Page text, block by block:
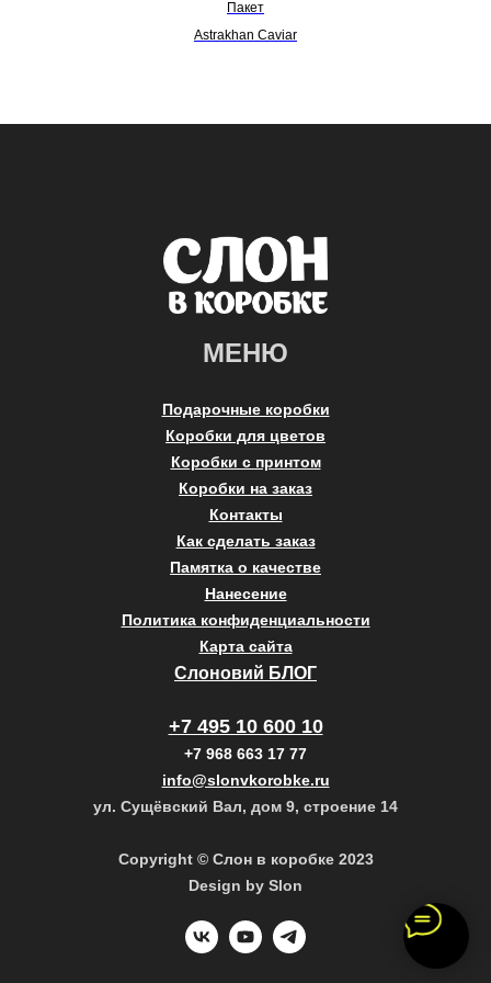
Пакет
Astrakhan Caviar
МЕНЮ
Подарочные коробки
Коробки для цветов
Коробки с принтом
Коробки на заказ
Контакты
Как сделать заказ
Памятка о качестве
Нанесение
Политика конфиденциальности
Карта сайта
Слоновий БЛОГ
+7 495 10 600 10
+7 968 663 17 77
info@slonvkorobke.ru
ул. Сущёвский Вал, дом 9, строение 14
Copyright © Слон в коробке 2023
Design by Slon